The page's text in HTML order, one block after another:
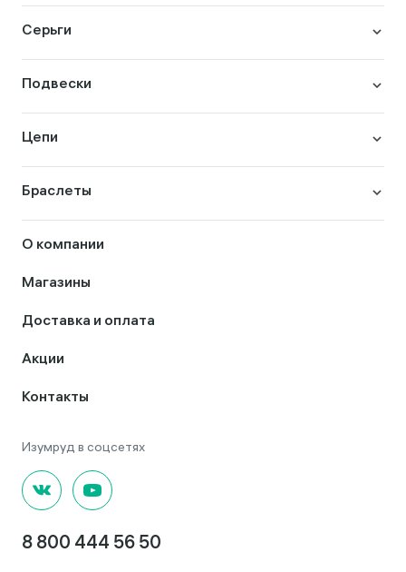
Серьги
Подвески
Цепи
Браслеты
О компании
Магазины
Доставка и оплата
Акции
Контакты
8 800 444 56 50